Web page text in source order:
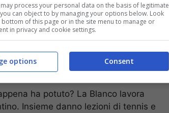
è diventata, dunque, subito virale.
stata proprio lei a scrivere che
è così affascinante che non
ha potuto? La Blanco lavora
Insieme danno lezioni di tennis e
process your personal data on the basis of legitimate
can object to by managing your options below. Look
of this page or in the site menu to manage or
in privacy and cookie settings.
Consent
options